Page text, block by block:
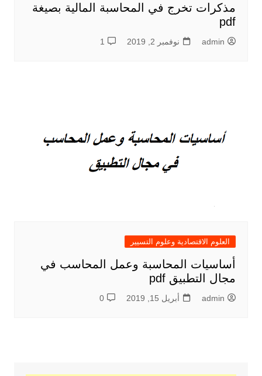
مذكرات تخرج في المحاسبة المالية بصيغة
pdf
admin نوفمبر 2, 2019 1
العلوم الاقتصادية وعلوم التسيير
أساسيات المحاسبة وعمل المحاسب في
مجال التطبيق pdf
admin أبريل 15, 2019 0